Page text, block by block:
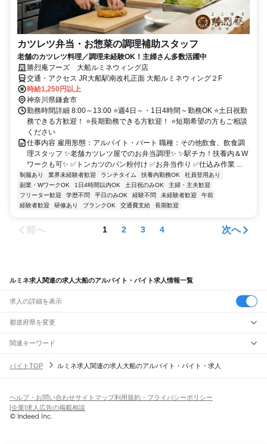
カツレツ弁当・お惣菜の調理補助スタッフ
老舗のカツレツ料理／調理未経験OK！主婦さん多数活躍中
勝烈庵フーズ 大船ルミネウィング店
交通・アクセス JR大船駅南改札正面 大船ルミネウィング２F
時給1,250円以上
神奈川県鎌倉市
勤務時間詳細 8:00～13:00 ⭐週4日～・1日4時間～勤務OK ⭐土日祝勤
務できる方歓迎！ ⭐長期勤務できる方歓迎！ ⭐短期希望の方もご相談
ください
仕事内容 雇用形態：アルバイト・パート 職種：その他飲食、飲食調
理スタッフ ✨老舗カツレツ屋でのお弁当調理✨ ✨駅チカ！扶養内＆W
ワークも可✨ ✅トンカツのパン粉付け ✅お弁当作り ✅仕込み作業 ...
制服あり 業界未経験者歓迎 ランチタイム 扶養内勤務OK
社員登用あり
副業・WワークOK
1日4時間以内OK 土日祝のみOK
主婦・主夫歓迎
フリーター歓迎
学歴不問 平日のみOK 経験不問 未経験者歓迎
午前
経験者歓迎
研修あり ブランクOK 交通費支給 長期歓迎
前へ 1 2 3 4 次へ
ルミネ求人関連の求人大船のアルバイト・バイト求人情報一覧
求人の詳細を表示
都道府県を変更
関連キーワード
ルミネ パート求人ルミネ 清掃求人
バイトTOP ルミネ求人関連の求人大船のアルバイト・バイト・求人
ヘルプ・お問い合わせサイトマップ利用規約・プライバシーポリシー
[企業]求人広告の掲載相談